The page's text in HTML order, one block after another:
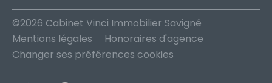
©2026 Cabinet Vinci Immobilier Savigné
Mentions légales
Honoraires d'agence
Changer ses préférences cookies